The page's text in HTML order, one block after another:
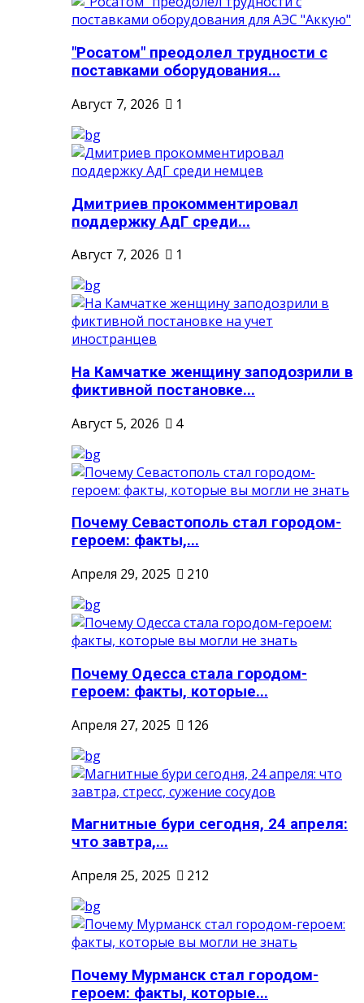
"Росатом" преодолел трудности с
поставками оборудования...
Август 7, 2026
1
Дмитриев прокомментировал
поддержку АдГ среди...
Август 7, 2026
1
На Камчатке женщину заподозрили в
фиктивной постановке...
Август 5, 2026
4
Почему Севастополь стал городом-
героем: факты,...
Апреля 29, 2025
210
Почему Одесса стала городом-
героем: факты, которые...
Апреля 27, 2025
126
Магнитные бури сегодня, 24 апреля:
что завтра,...
Апреля 25, 2025
212
Почему Мурманск стал городом-
героем: факты, которые...